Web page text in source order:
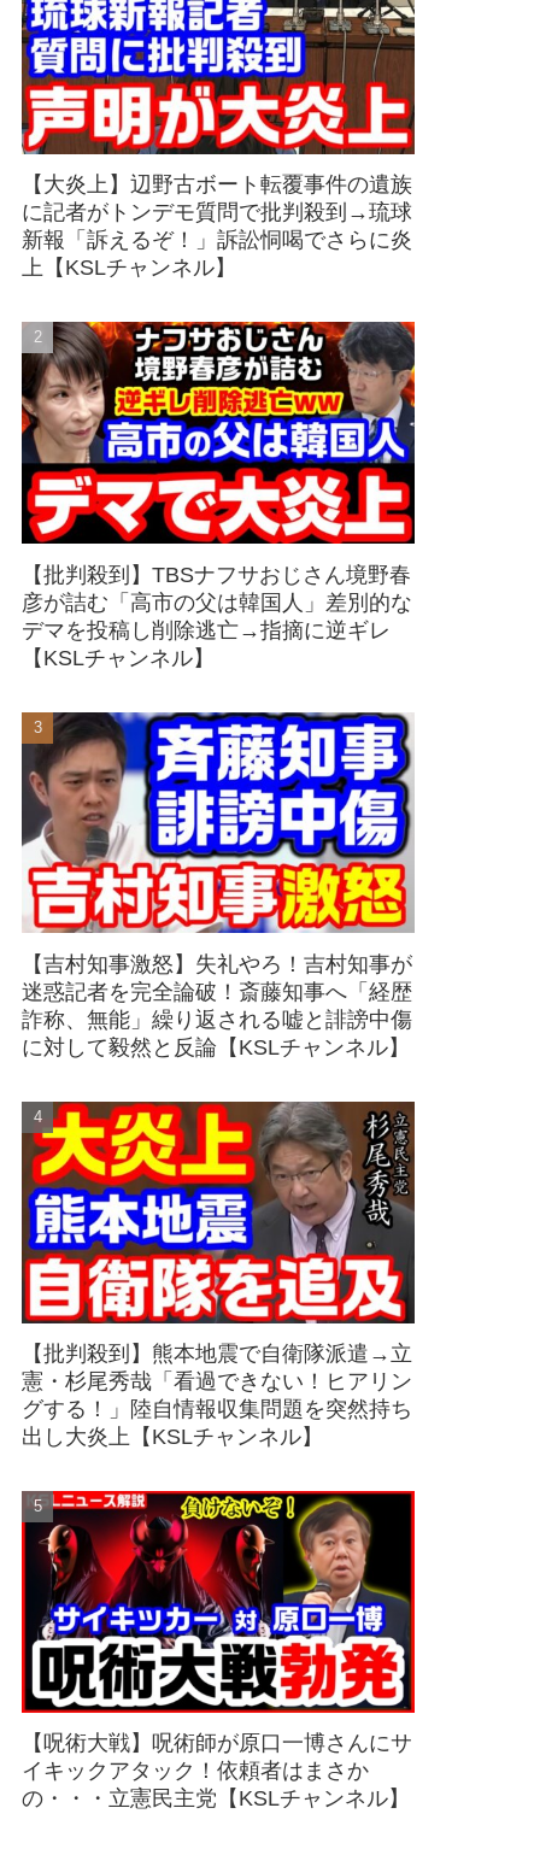
【大炎上】辺野古ボート転覆事件の遺族
に記者がトンデモ質問で批判殺到→琉球
新報「訴えるぞ！」訴訟恫喝でさらに炎
上【KSLチャンネル】
【批判殺到】TBSナフサおじさん境野春
彦が詰む「高市の父は韓国人」差別的な
デマを投稿し削除逃亡→指摘に逆ギレ
【KSLチャンネル】
【吉村知事激怒】失礼やろ！吉村知事が
迷惑記者を完全論破！斎藤知事へ「経歴
詐称、無能」繰り返される嘘と誹謗中傷
に対して毅然と反論【KSLチャンネル】
【批判殺到】熊本地震で自衛隊派遣→立
憲・杉尾秀哉「看過できない！ヒアリン
グする！」陸自情報収集問題を突然持ち
出し大炎上【KSLチャンネル】
【呪術大戦】呪術師が原口一博さんにサ
イキックアタック！依頼者はまさか
の・・・立憲民主党【KSLチャンネル】